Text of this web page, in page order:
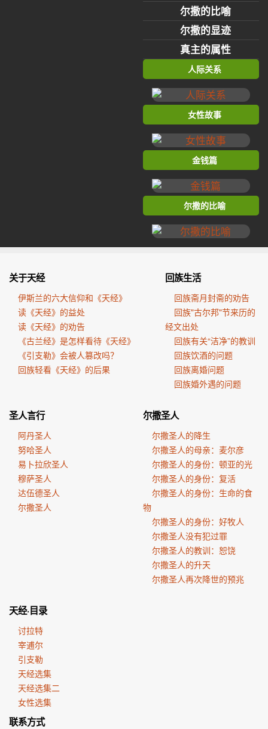
尔撒的比喻
尔撒的显迹
真主的属性
人际关系
女性故事
金钱篇
尔撒的比喻
关于天经
伊斯兰的六大信仰和《天经》
读《天经》的益处
读《天经》的劝告
《古兰经》是怎样看待《天经》
《引支勒》会被人篡改吗？
回族轻看《天经》的后果
回族生活
回族斋月封斋的劝告
回族"古尔邦"节来历的
经文出处
回族有关“洁净”的教训
回族饮酒的问题
回族离婚问题
回族婚外遇的问题
圣人言行
阿丹圣人
努哈圣人
易卜拉欣圣人
穆萨圣人
达伍德圣人
尔撒圣人
尔撒圣人
尔撒圣人的降生
尔撒圣人的母亲：麦尔彦
尔撒圣人的身份：顿亚的光
尔撒圣人的身份：复活
尔撒圣人的身份：生命的食
物
尔撒圣人的身份：好牧人
尔撒圣人没有犯过罪
尔撒圣人的教训：恕饶
尔撒圣人的升天
尔撒圣人再次降世的预兆
天经·目录
讨拉特
宰逋尔
引支勒
天经选集
天经选集二
女性选集
联系方式